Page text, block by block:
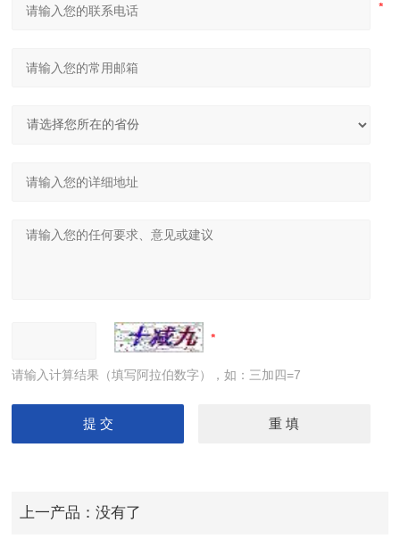
请输入计算结果（填写阿拉伯数字），如：三加四=7
上一产品：没有了